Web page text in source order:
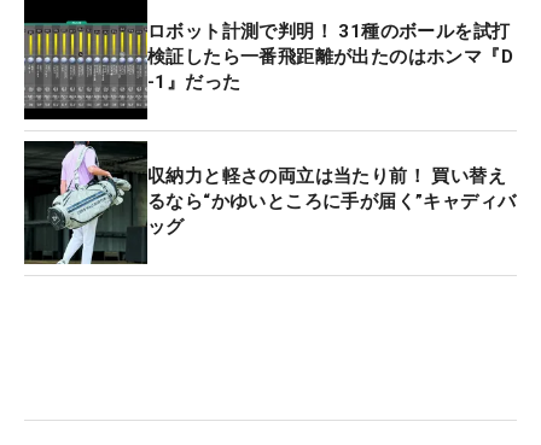
ロボット計測で判明！ 31種のボールを試打
検証したら一番飛距離が出たのはホンマ『D
-1』だった
収納力と軽さの両立は当たり前！ 買い替え
るなら“かゆいところに手が届く”キャディバ
ッグ